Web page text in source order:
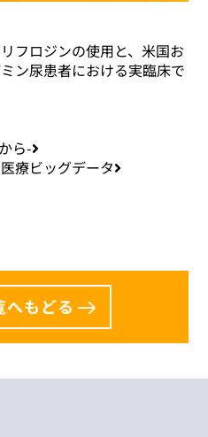
ら-
療ビッグデータ
フロジンの使用と、米国お
ン尿患者における実臨床で
へもどる